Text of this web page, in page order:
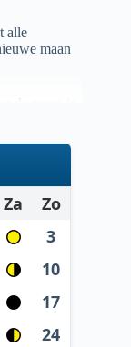
alle
maan
de maan in
is in
is.
zijn
Zo
Za
Zo
3
10
17
24